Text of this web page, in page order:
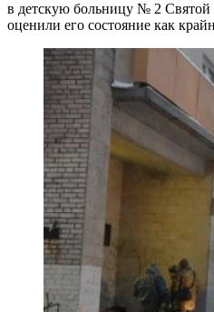
в детскую больницу № 2
оценили его состояние как